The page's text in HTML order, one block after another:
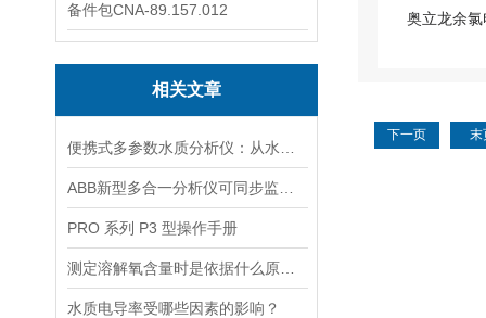
备件包CNA-89.157.012
相关文章
PRO 系列 P3 型操作手册
水质电导率受哪些因素的影响？
下一页 末